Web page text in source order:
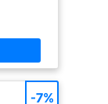
que le
en
+ fermoir
-7%